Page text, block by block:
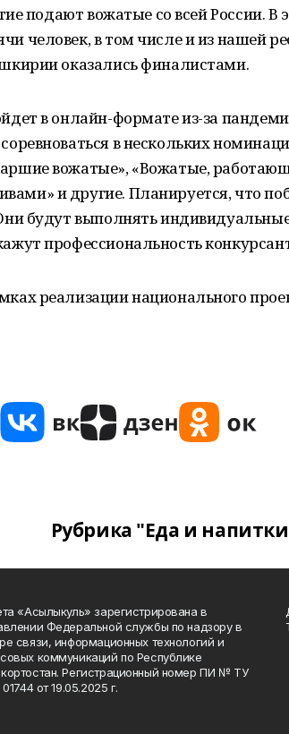
подают вожатые со всей России. В
человек, в том числе и из нашей
оказались финалистами.
в онлайн-формате из-за
в нескольких
вожатые», «Вожатые,
и другие. Планируется, что
будут выполнять
профессиональность
реализации национального
Рубрика "Еда и
«Асылыкуль» зарегистрирована в
Федеральной службы по надзору в
связи, информационных технологий и
коммуникаций по Республике
Регистрационный номер ПИ № ТУ
от 19.05.2025 г.